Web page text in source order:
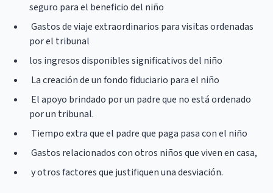
seguro para el beneficio del niño
Gastos de viaje extraordinarios para visitas ordenadas
por el tribunal
los ingresos disponibles significativos del niño
La creación de un fondo fiduciario para el niño
El apoyo brindado por un padre que no está ordenado
por un tribunal.
Tiempo extra que el padre que paga pasa con el niño
Gastos relacionados con otros niños que viven en casa,
y otros factores que justifiquen una desviación.